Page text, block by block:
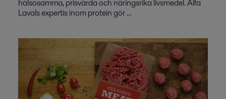
hälsosamma, prisvärda och näringsrika livsmedel. Alfa
Lavals expertis inom protein gör ...